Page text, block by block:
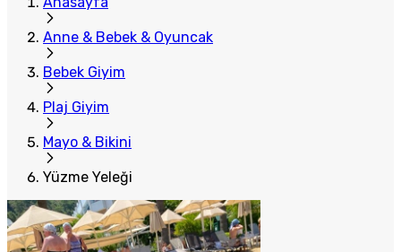
Anne & Bebek & Oyuncak
Bebek Giyim
Plaj Giyim
Mayo & Bikini
Yüzme Yeleği